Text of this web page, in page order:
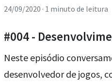
24/09/2020 · 1 minuto de leitura
#004 -
Neste episódio
desenvolvedor de jogos,